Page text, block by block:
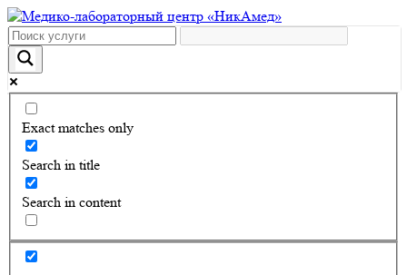
Exact matches only
Search in title
Search in content